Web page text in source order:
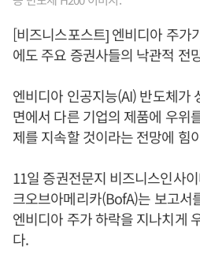
[비즈니스포스트] 엔비디아 주가
에도 주요 증권사들의 낙관적 전
엔비디아 인공지능(AI) 반도체가
면에서 다른 기업의 제품에 우위
제를 지속할 것이라는 전망에 힘
11일 증권전문지 비즈니스인사
크오브아메리카(BofA)는 보고서
엔비디아 주가 하락을 지나치게
다.